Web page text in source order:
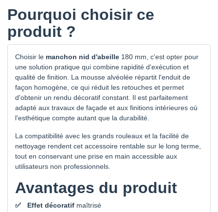
Pourquoi choisir ce
produit ?
Choisir le manchon nid d'abeille 180 mm, c'est opter pour
une solution pratique qui combine rapidité d'exécution et
qualité de finition. La mousse alvéolée répartit l'enduit de
façon homogène, ce qui réduit les retouches et permet
d'obtenir un rendu décoratif constant. Il est parfaitement
adapté aux travaux de façade et aux finitions intérieures où
l'esthétique compte autant que la durabilité.
La compatibilité avec les grands rouleaux et la facilité de
nettoyage rendent cet accessoire rentable sur le long terme,
tout en conservant une prise en main accessible aux
utilisateurs non professionnels.
Avantages du produit
Effet décoratif maîtrisé